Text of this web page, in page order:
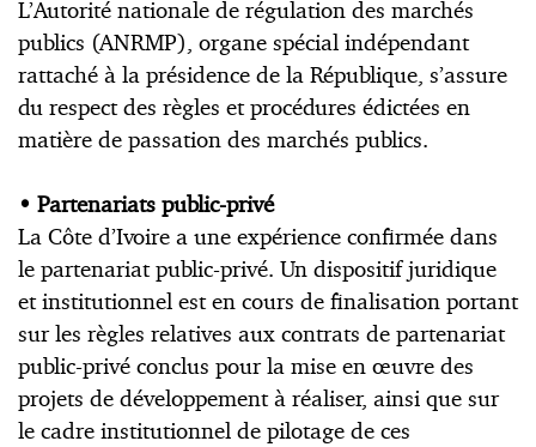
L’Autorité nationale de régulation des marchés
publics (ANRMP), organe spécial indépendant
rattaché à la présidence de la République, s’assure
du respect des règles et procédures édictées en
matière de passation des marchés publics.
• Partenariats public-privé
La Côte d’Ivoire a une expérience confirmée dans
le partenariat public-privé. Un dispositif juridique
et institutionnel est en cours de finalisation portant
sur les règles relatives aux contrats de partenariat
public-privé conclus pour la mise en œuvre des
projets de développement à réaliser, ainsi que sur
le cadre institutionnel de pilotage de ces